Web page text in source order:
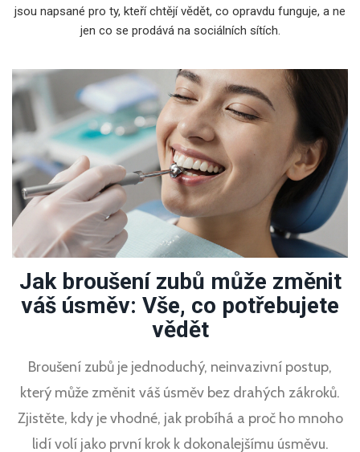
jsou napsané pro ty, kteří chtějí vědět, co opravdu funguje, a ne
jen co se prodává na sociálních sítích.
Jak broušení zubů může změnit
váš úsměv: Vše, co potřebujete
vědět
Broušení zubů je jednoduchý, neinvazivní postup,
který může změnit váš úsměv bez drahých zákroků.
Zjistěte, kdy je vhodné, jak probíhá a proč ho mnoho
lidí volí jako první krok k dokonalejšímu úsměvu.